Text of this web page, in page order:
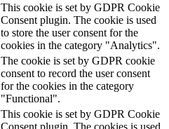
This cookie is set by GDPR Cookie
Consent plugin. The cookie is used
to store the user consent for the
cookies in the category "Analytics".
The cookie is set by GDPR cookie
consent to record the user consent
for the cookies in the category
"Functional".
This cookie is set by GDPR Cookie
Consent plugin. The cookies is used